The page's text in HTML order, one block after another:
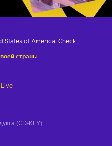
States of America. Check
страны
(CD-KEY)